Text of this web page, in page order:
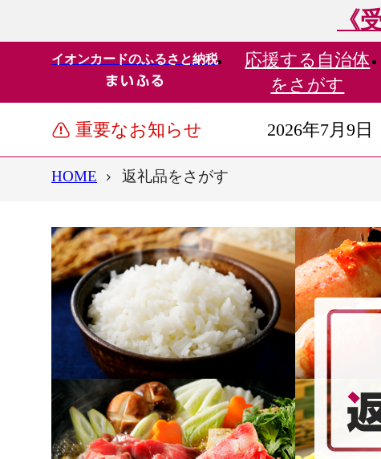
《
イオンカードのふるさと納税 応援する 自治体
をさがす
重要なお知らせ 2026年7月9日
HOME 返礼品をさがす